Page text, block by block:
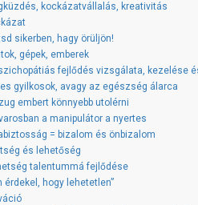
kockázatvállalás, kreativitás
sikerben, hagy örüljön!
gépek, emberek
fejlődés vizsgálata, kezelése
gyilkosok, avagy az egészség álarca
embert könnyebb utolérni
a manipulátor a nyertes
= bizalom és önbizalom
és lehetőség
talentummá fejlődése
érdekel, hogy lehetetlen”